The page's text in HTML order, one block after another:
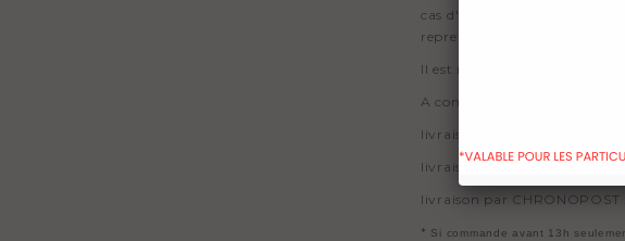
cas d'absence de
reprendre contact avec le
Il est rappelé qu’une
A compter du traitement de
livraison par Mondial Relay :
livraison par COLISSIMO : 3
livraison par CHRONOPOST
* Si commande avant 13h